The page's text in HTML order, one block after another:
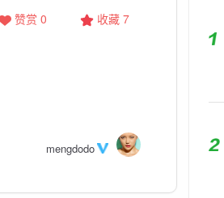
收藏 7
赞赏 0
mengdodo